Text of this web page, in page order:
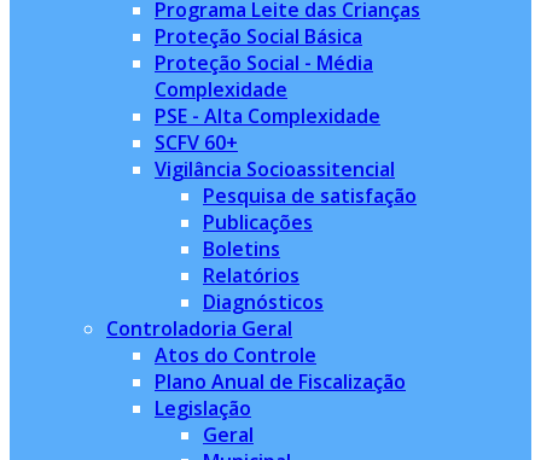
Programa Leite das Crianças
Proteção Social Básica
Proteção Social - Média
Complexidade
PSE - Alta Complexidade
SCFV 60+
Vigilância Socioassitencial
Pesquisa de satisfação
Publicações
Boletins
Relatórios
Diagnósticos
Controladoria Geral
Atos do Controle
Plano Anual de Fiscalização
Legislação
Geral